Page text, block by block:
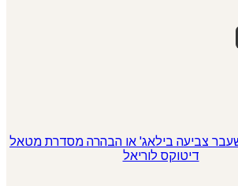
צביעה בילאג' או הבהרה מסדרת מטאל
דיטוקס לוריאל